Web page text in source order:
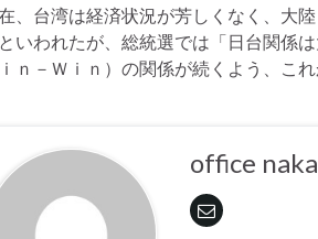
、台湾は経済状況が芳しくなく、大
いわれたが、総統選では「日台関係
ｉｎ－Ｗｉｎ）の関係が続くよう、こ
office